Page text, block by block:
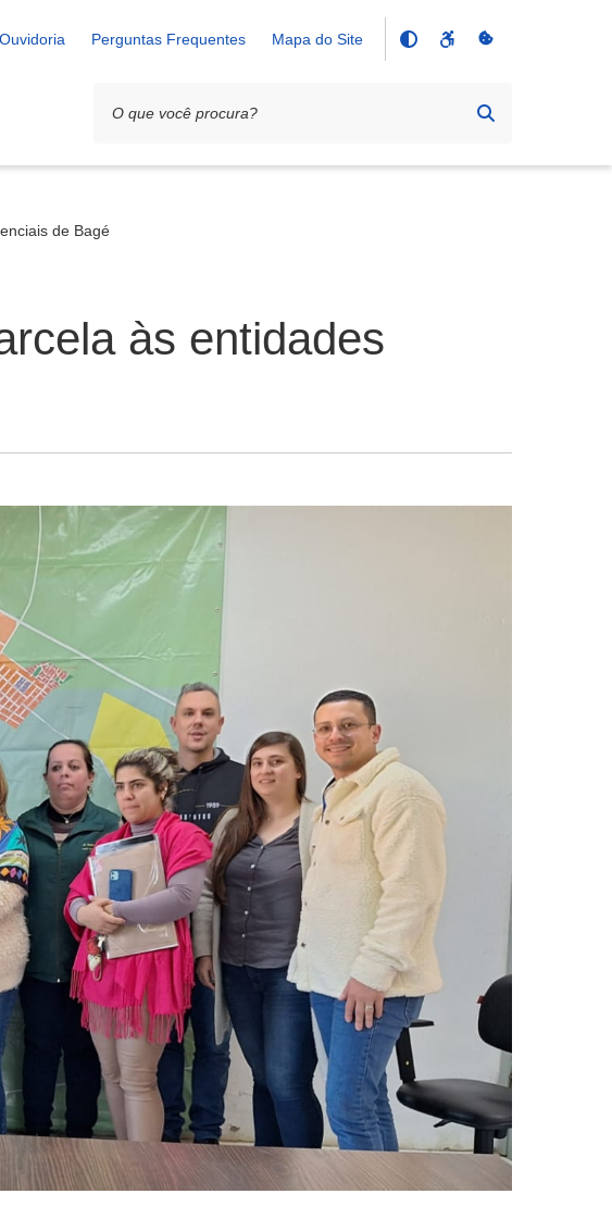
Ouvidoria Perguntas Frequentes Mapa do Site
de Bagé
às entidades